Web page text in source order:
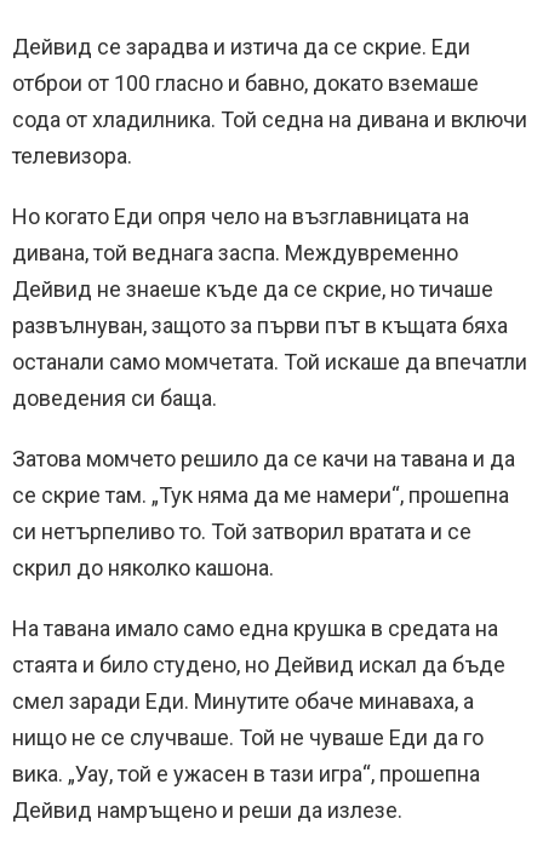
Дейвид се зарадва и изтича да се скрие. Еди
отброи от 100 гласно и бавно, докато вземаше
сода от хладилника. Той седна на дивана и включи
телевизора.
Но когато Еди опря чело на възглавницата на
дивана, той веднага заспа. Междувременно
Дейвид не знаеше къде да се скрие, но тичаше
развълнуван, защото за първи път в къщата бяха
останали само момчетата. Той искаше да впечатли
доведения си баща.
Затова момчето решило да се качи на тавана и да
се скрие там. „Тук няма да ме намери“, прошепна
си нетърпеливо то. Той затворил вратата и се
скрил до няколко кашона.
На тавана имало само една крушка в средата на
стаята и било студено, но Дейвид искал да бъде
смел заради Еди. Минутите обаче минаваха, а
нищо не се случваше. Той не чуваше Еди да го
вика. „Уау, той е ужасен в тази игра“, прошепна
Дейвид намръщено и реши да излезе.